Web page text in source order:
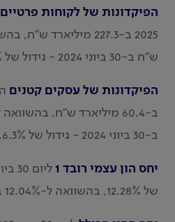
הפיקדונות של לקוחות פרטיים
ש"ח ב-30 ביוני 2024 - גידול של 1.4%.
הפיקדונות של עסקים קטנים
ב-30 ביוני 2024 - גידול של 6.3%.
יחס הון עצמי רובד 1
של 12.28%, בהשוואה ל-12.04% ב-30 ביוני 2024.